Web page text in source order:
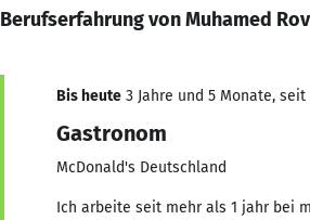
Berufserfahrung von Muhamed
Bis heute 3 Jahre und 5 Monate, seit
Gastronom
McDonald's Deutschland
Ich arbeite seit mehr als 1 jahr bei